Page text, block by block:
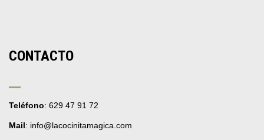
CONTACTO
Teléfono: 629 47 91 72
Mail: info@lacocinitamagica.com